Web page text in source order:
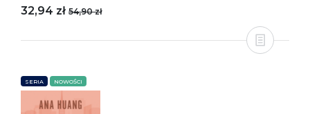
32,94 zł 54,90 zł
SERIA NOWOŚCI